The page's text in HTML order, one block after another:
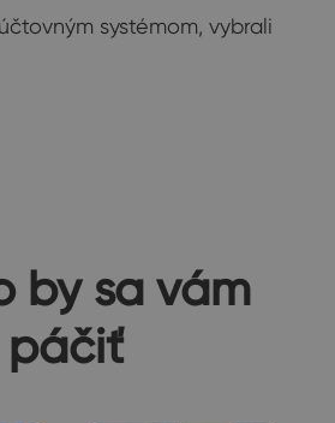
systémom, vybrali
by sa vám
páčiť